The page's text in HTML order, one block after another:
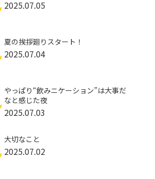
2025.07.05
夏の挨拶廻りスタート！
2025.07.04
やっぱり“飲みニケーション”は大事だ
なと感じた夜
2025.07.03
大切なこと
2025.07.02